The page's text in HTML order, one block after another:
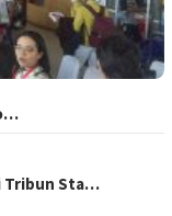
Tribun Sta…